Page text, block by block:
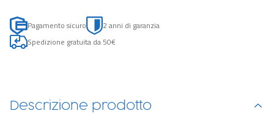
Pagamento sicuro
2 anni di garanzia
Spedizione gratuita da 50€
Descrizione prodotto